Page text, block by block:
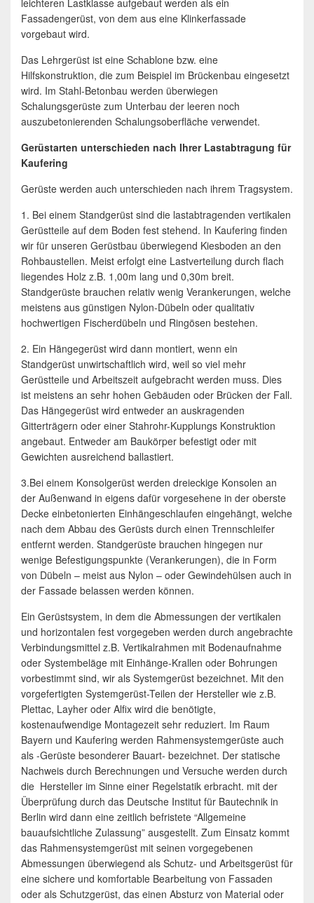
leichteren Lastklasse aufgebaut werden als ein
Fassadengerüst, von dem aus eine Klinkerfassade
vorgebaut wird.
Das Lehrgerüst ist eine Schablone bzw. eine
Hilfskonstruktion, die zum Beispiel im Brückenbau eingesetzt
wird. Im Stahl-Betonbau werden überwiegen
Schalungsgerüste zum Unterbau der leeren noch
auszubetonierenden Schalungsoberfläche verwendet.
Gerüstarten unterschieden nach Ihrer Lastabtragung für
Kaufering
Gerüste werden auch unterschieden nach ihrem Tragsystem.
1. Bei einem Standgerüst sind die lastabtragenden vertikalen
Gerüstteile auf dem Boden fest stehend. In Kaufering finden
wir für unseren Gerüstbau überwiegend Kiesboden an den
Rohbaustellen. Meist erfolgt eine Lastverteilung durch flach
liegendes Holz z.B. 1,00m lang und 0,30m breit.
Standgerüste brauchen relativ wenig Verankerungen, welche
meistens aus günstigen Nylon-Dübeln oder qualitativ
hochwertigen Fischerdübeln und Ringösen bestehen.
2. Ein Hängegerüst wird dann montiert, wenn ein
Standgerüst unwirtschaftlich wird, weil so viel mehr
Gerüstteile und Arbeitszeit aufgebracht werden muss. Dies
ist meistens an sehr hohen Gebäuden oder Brücken der Fall.
Das Hängegerüst wird entweder an auskragenden
Gitterträgern oder einer Stahrohr-Kupplungs Konstruktion
angebaut. Entweder am Baukörper befestigt oder mit
Gewichten ausreichend ballastiert.
3.Bei einem Konsolgerüst werden dreieckige Konsolen an
der Außenwand in eigens dafür vorgesehene in der oberste
Decke einbetonierten Einhängeschlaufen eingehängt, welche
nach dem Abbau des Gerüsts durch einen Trennschleifer
entfernt werden. Standgerüste brauchen hingegen nur
wenige Befestigungspunkte (Verankerungen), die in Form
von Dübeln – meist aus Nylon – oder Gewindehülsen auch in
der Fassade belassen werden können.
Ein Gerüstsystem, in dem die Abmessungen der vertikalen
und horizontalen fest vorgegeben werden durch angebrachte
Verbindungsmittel z.B. Vertikalrahmen mit Bodenaufnahme
oder Systembeläge mit Einhänge-Krallen oder Bohrungen
vorbestimmt sind, wir als Systemgerüst bezeichnet. Mit den
vorgefertigten Systemgerüst-Teilen der Hersteller wie z.B.
Plettac, Layher oder Alfix wird die benötigte,
kostenaufwendige Montagezeit sehr reduziert. Im Raum
Bayern und Kaufering werden Rahmensystemgerüste auch
als -Gerüste besonderer Bauart- bezeichnet. Der statische
Nachweis durch Berechnungen und Versuche werden durch
die Hersteller im Sinne einer Regelstatik erbracht. mit der
Überprüfung durch das Deutsche Institut für Bautechnik in
Berlin wird dann eine zeitlich befristete “Allgemeine
bauaufsichtliche Zulassung” ausgestellt. Zum Einsatz kommt
das Rahmensystemgerüst mit seinen vorgegebenen
Abmessungen überwiegend als Schutz- und Arbeitsgerüst für
eine sichere und komfortable Bearbeitung von Fassaden
oder als Schutzgerüst, das einen Absturz von Material oder